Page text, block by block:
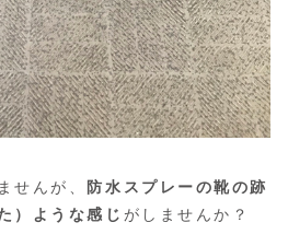
せんが、 防水スプレーの靴の跡
）ような感じ がしませんか？